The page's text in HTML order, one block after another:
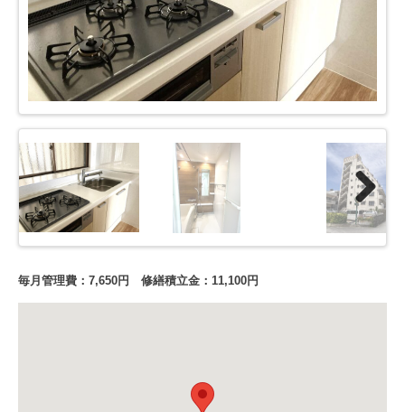
Next
毎月管理費：7,650円 修繕積立金：11,100円